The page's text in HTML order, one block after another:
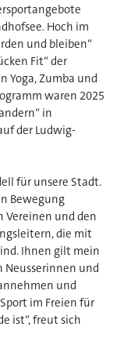
Hoch im
und bleiben“
Fit“ der
Yoga, Zumba und
waren 2025
in
der Ludwig-
für unsere Stadt.
Bewegung
Vereinen und den
die mit
Ihnen gilt mein
Neusserinnen und
und
im Freien für
ist“, freut sich